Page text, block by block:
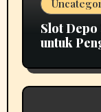
Slot
untuk